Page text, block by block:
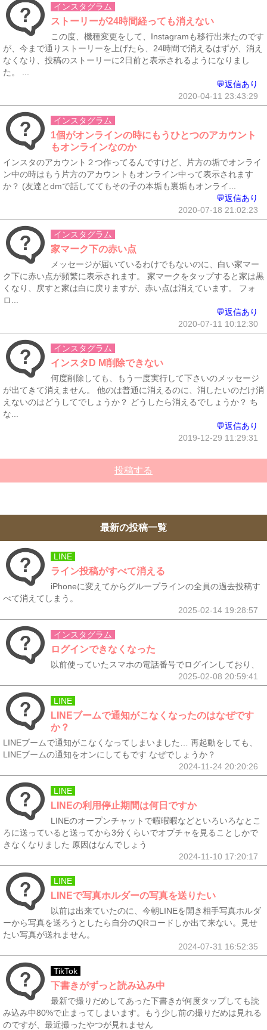
インスタグラム
ストーリーが24時間経っても消えない
この度、機種変更をして、Instagramも移行出来たのです
が、今まで通りストーリーを上げたら、24時間で消えるはずが、消え
なくなり、投稿のストーリーに2日前と表示されるようになりまし
た。 ...
💬返信あり
2020-04-11 23:43:29
インスタグラム
1個がオンラインの時にもうひとつのアカウント
もオンラインなのか
インスタのアカウント２つ作ってるんですけど、片方の垢でオンライ
ン中の時はもう片方のアカウントもオンライン中って表示されます
か？ (友達とdmで話しててもその子の本垢も裏垢もオンライ...
💬返信あり
2020-07-18 21:02:23
インスタグラム
家マーク下の赤い点
メッセージが届いているわけでもないのに、白い家マー
ク下に赤い点が頻繁に表示されます。 家マークをタップすると家は黒
くなり、戻すと家は白に戻りますが、赤い点は消えています。 フォ
ロ...
💬返信あり
2020-07-11 10:12:30
インスタグラム
インスタD M削除できない
何度削除しても、もう一度実行して下さいのメッセージ
が出てきて消えません。 他のは普通に消えるのに、消したいのだけ消
えないのはどうしてでしょうか？ どうしたら消えるでしょうか？ ち
な...
💬返信あり
2019-12-29 11:29:31
投稿する
最新の投稿一覧
LINE
ライン投稿がすべて消える
iPhoneに変えてからグループラインの全員の過去投稿す
べて消えてしまう。
2025-02-14 19:28:57
インスタグラム
ログインできなくなった
以前使っていたスマホの電話番号でログインしており、
2025-02-08 20:59:41
LINE
LINEブームで通知がこなくなったのはなぜです
か？
LINEブームで通知がこなくなってしまいました… 再起動をしても、
LINEブームの通知をオンにしてもです なぜでしょうか？
2024-11-24 20:20:26
LINE
LINEの利用停止期間は何日ですか
LINEのオープンチャットで暇暇暇などといろいろなとこ
ろに送っていると送ってから3分くらいでオプチャを見ることしかで
きなくなりました 原因はなんでしょう
2024-11-10 17:20:17
LINE
LINEで写真ホルダーの写真を送りたい
以前は出来ていたのに、今朝LINEを開き相手写真ホルダ
ーから写真を送ろうとしたら自分のQRコードしか出て来ない。見せ
たい写真が送れません。
2024-07-31 16:52:35
TikTok
下書きがずっと読み込み中
最新で撮りだめしてあった下書きが何度タップしても読
み込み中80%で止まってしまいます。もう少し前の撮りだめは見れる
のですが、最近撮ったやつが見れません